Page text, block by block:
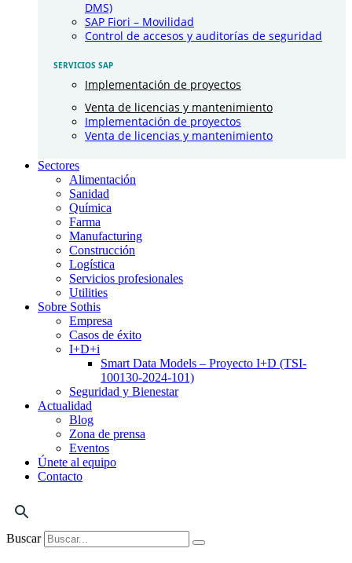
DMS)
SAP Fiori – Movilidad
Control de accesos y auditorías de seguridad
SERVICIOS SAP
Implementación de proyectos
Venta de licencias y mantenimiento
Implementación de proyectos
Venta de licencias y mantenimiento
Sectores
Alimentación
Sanidad
Química
Farma
Manufacturing
Construcción
Logística
Servicios profesionales
Utilities
Sobre Sothis
Empresa
Casos de éxito
I+D+i
Smart Data Models – Proyecto I+D (TSI-
100130-2024-101)
Seguridad y Bienestar
Actualidad
Blog
Zona de prensa
Eventos
Únete al equipo
Contacto
Buscar